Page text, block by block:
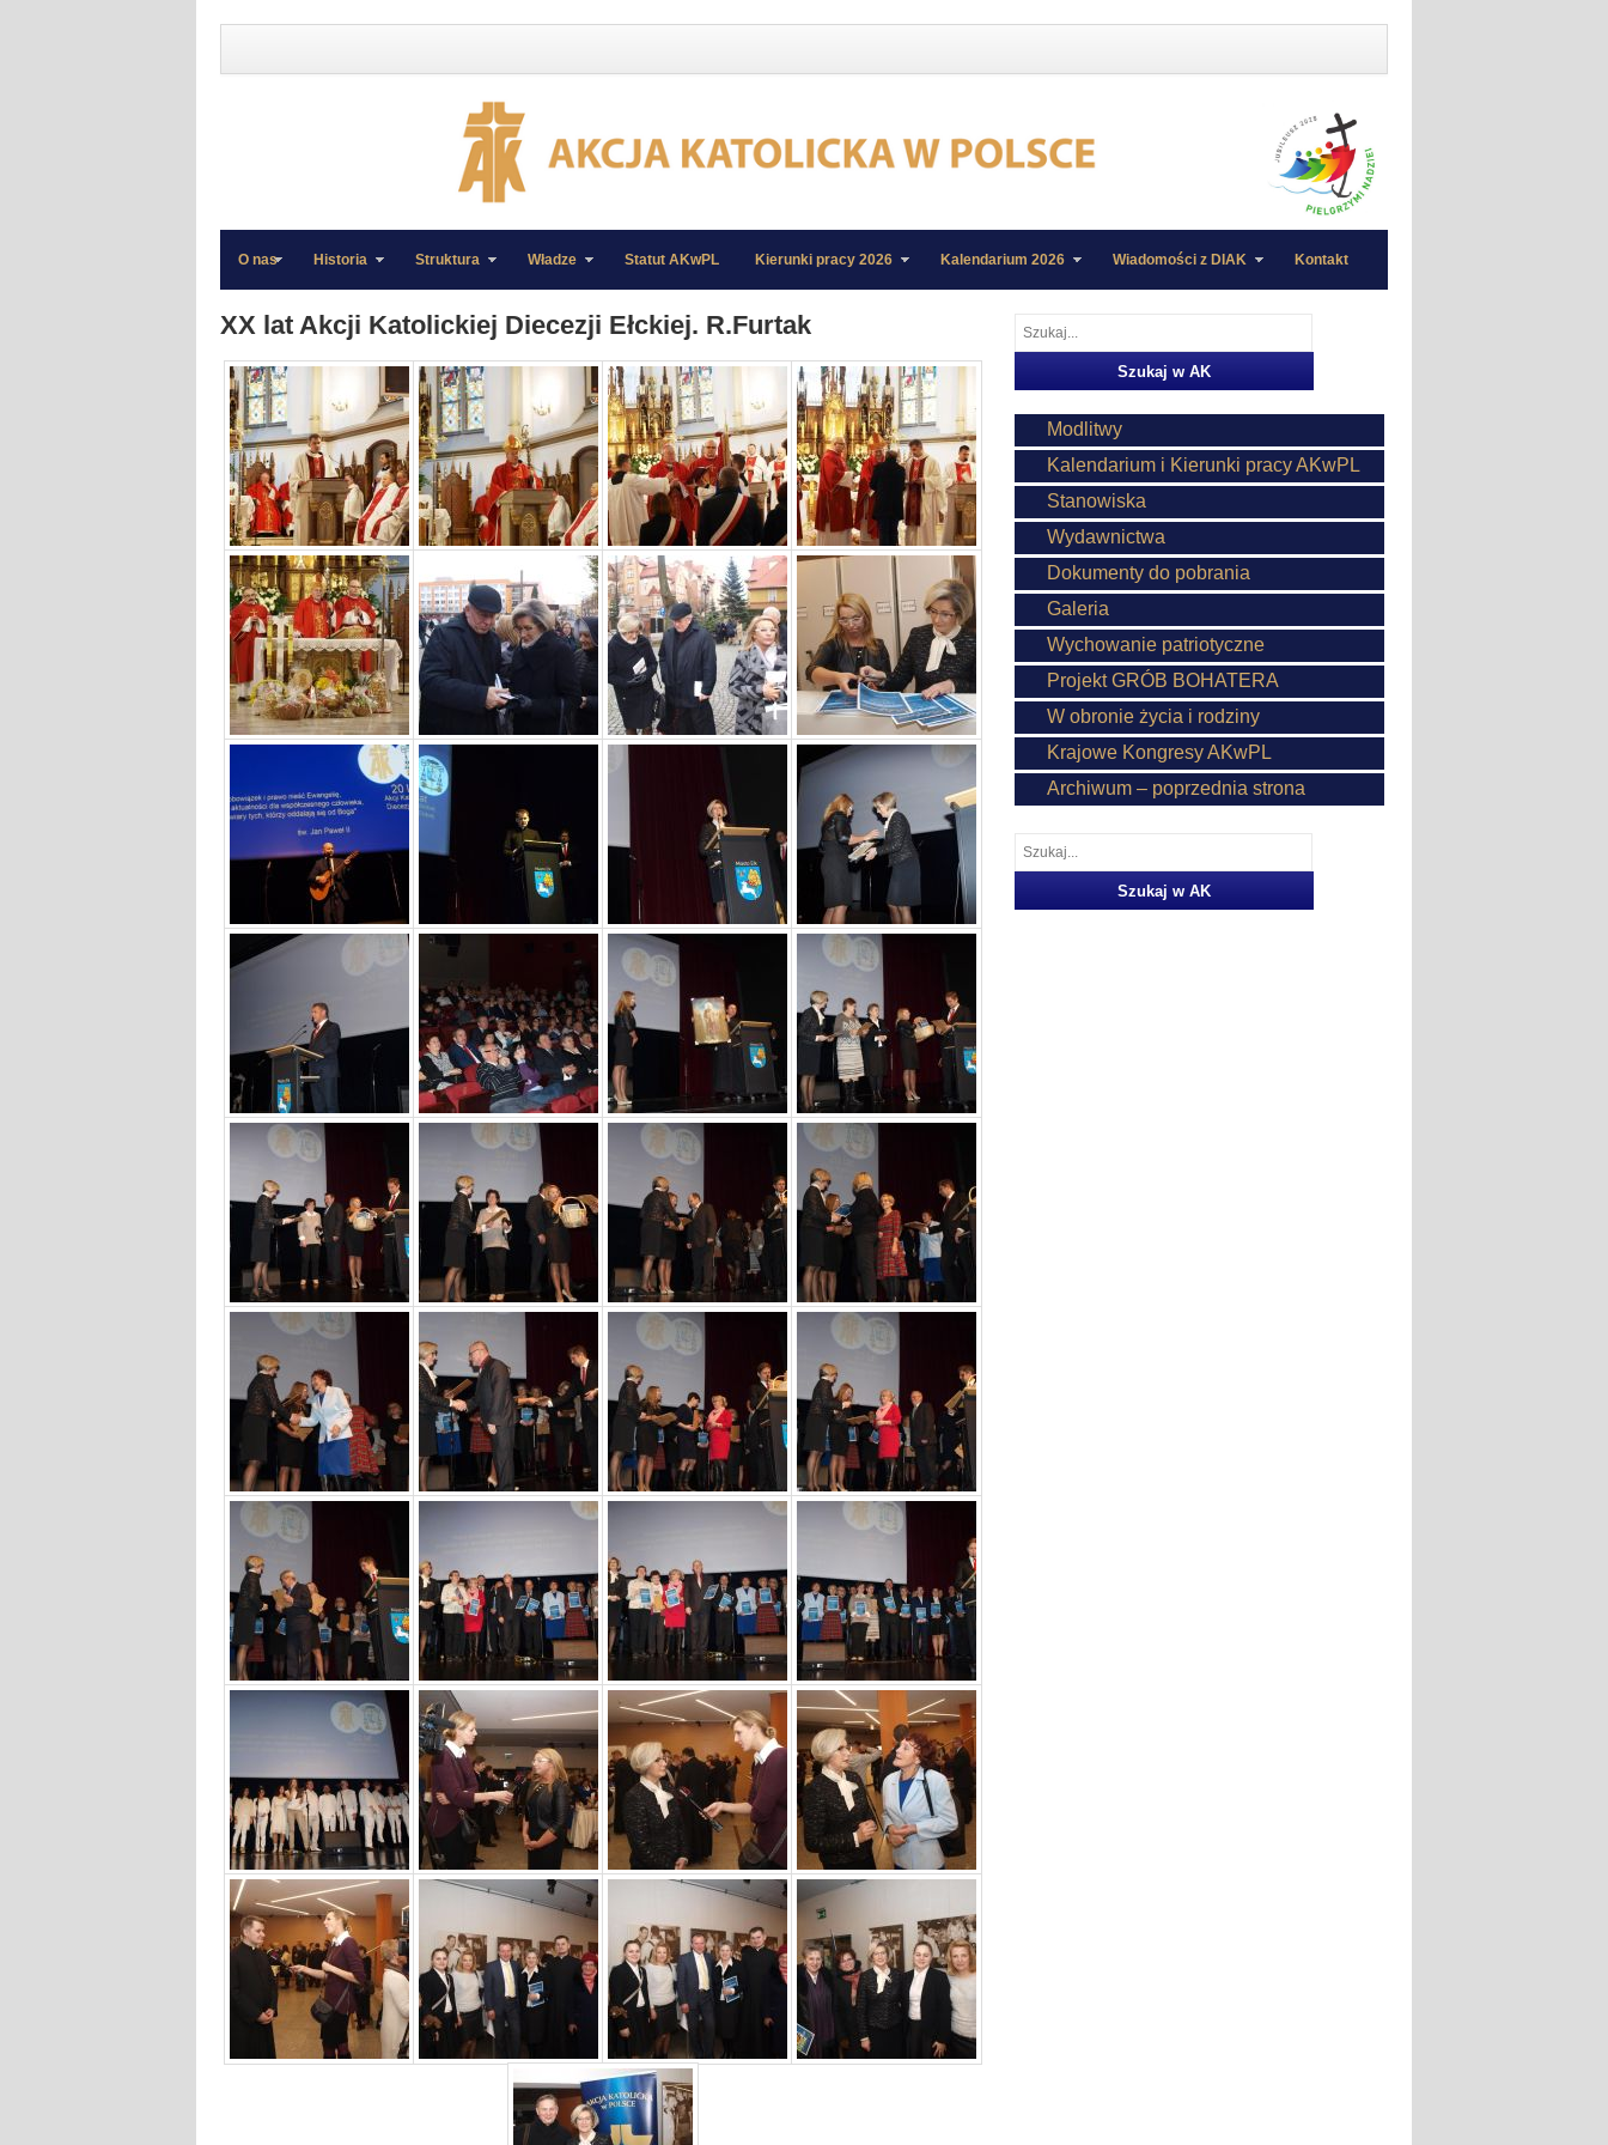
»
»
O nas Historia Struktura Władze Statut AKwPL Kierunki pracy 2026 Kalendarium 2026 Wiadomości z DIAK Kontakt
XX lat Akcji Katolickiej Diecezji Ełckiej. R.Furtak
Modlitwy
Kalendarium i Kierunki pracy AKwPL
Stanowiska
Wydawnictwa
Dokumenty do pobrania
Galeria
Wychowanie patriotyczne
Projekt GRÓB BOHATERA
W obronie życia i rodziny
Krajowe Kongresy AKwPL
Archiwum – poprzednia strona